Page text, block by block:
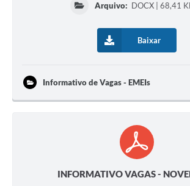
Arquivo: DOCX | 68,41
Baixar
Informativo de Vagas - EMEIs
INFORMATIVO VAGAS -